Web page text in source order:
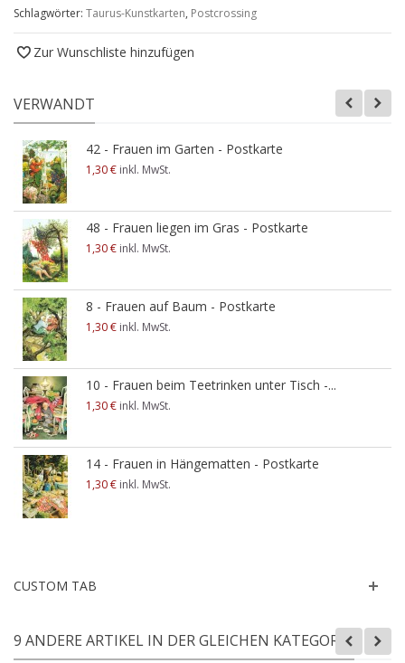
Schlagwörter: Taurus-Kunstkarten, Postcrossing
Zur Wunschliste hinzufügen
VERWANDT
42 - Frauen im Garten - Postkarte
1,30 € inkl. MwSt.
48 - Frauen liegen im Gras - Postkarte
1,30 € inkl. MwSt.
8 - Frauen auf Baum - Postkarte
1,30 € inkl. MwSt.
10 - Frauen beim Teetrinken unter Tisch -...
1,30 € inkl. MwSt.
14 - Frauen in Hängematten - Postkarte
1,30 € inkl. MwSt.
CUSTOM TAB
9 ANDERE ARTIKEL IN DER GLEICHEN KATEGORIE: